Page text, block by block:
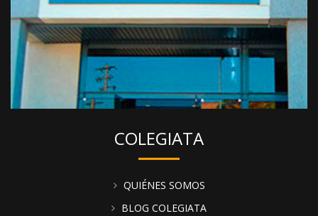
COLEGIATA
QUIÉNES SOMOS
BLOG COLEGIATA